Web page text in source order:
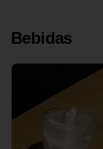
Bebidas